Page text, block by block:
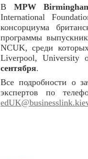
В MPW
International
консорциума
программы
NCUK, среди
Liverpool, University
сентября.
Все подробности о
экспертов по